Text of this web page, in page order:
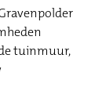
tuinmuur,